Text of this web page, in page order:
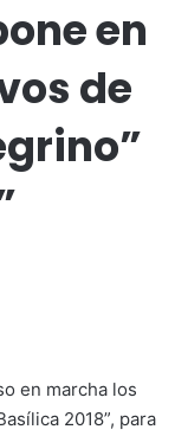
en
de
en marcha los
2018”, para